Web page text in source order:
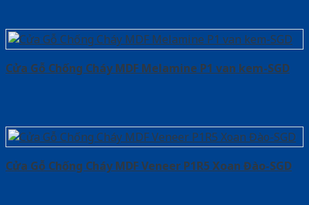
Cửa Gỗ Chống Cháy MDF Melamine P1 van kem-SGD
Cửa Gỗ Chống Cháy MDF Veneer P1R5 Xoan Đào-SGD